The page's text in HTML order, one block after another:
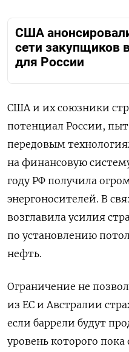
США
сети закупщиков
для России
США и их союзники
потенциал России,
передовым
на финансовую
году РФ получила
энергоносителей. В
возглавила усилия
по установлению
нефть.
Ограничение не
из ЕС и Австралии
если баррели будут
уровень которого пока